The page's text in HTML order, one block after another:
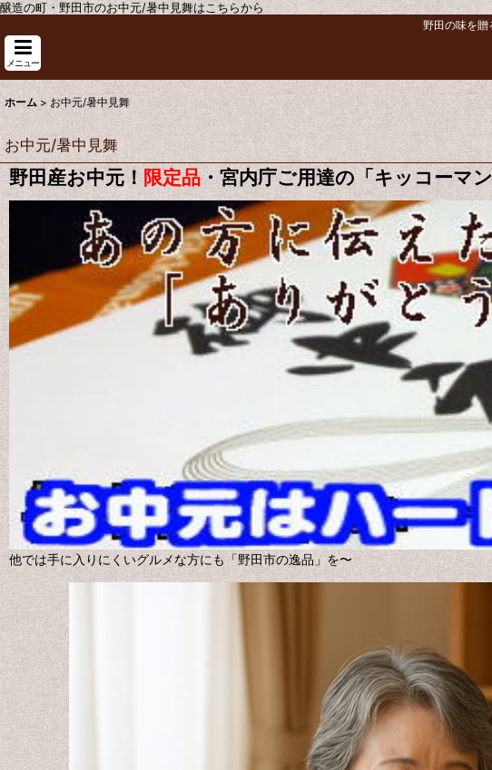
醸造の町・野田市のお中元/暑中見舞はこちらから
野田の味を
メニュー
ホーム > お中元/暑中見舞
お中元/暑中見舞
野田産お中元！限定品・宮内庁ご用達の「キッコーマ
他では手に入りにくいグルメな方にも「野田市の逸品」を〜